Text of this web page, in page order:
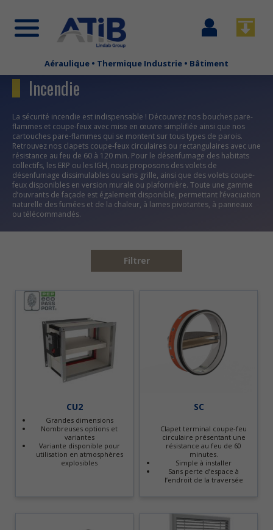
principal
Aéraulique • Thermique Industrie • Bâtiment
Incendie
La sécurité incendie est indispensable ! Découvrez nos bouches pare-
flammes et coupe-feux avec mise en œuvre simplifiée ainsi que nos
cartouches pare-flammes qui se montent sur tous types de parois.
Retrouvez nos clapets coupe-feux circulaires ou rectangulaires avec une
résistance au feu de 60 à 120 min. Pour le désenfumage des habitats
collectifs, les ERP ou les IGH, nous proposons des volets de
désenfumage dissimulables ou sans grille, ainsi que des volets coupe-
feux disponibles en version murale ou plafonnière. Toute une gamme
d’ouvrants de façade est également disponible, permettant l’évacuation
naturelle des fumées et de la chaleur, à lames pivotantes, à panneaux
ou télécommandés.
Filtrer
CU2
Grandes dimensions
Nombreuses options et
variantes
Variante disponible pour
utilisation en atmosphères
explosibles
SC
Clapet terminal coupe-feu
circulaire présentant une
résistance au feu de 60
minutes.
Simple à installer
Sans perte d’espace à
l’endroit de la traversée